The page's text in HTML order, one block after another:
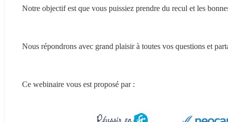
Notre objectif est que vous puissiez prendre du recul et les
Nous répondrons avec grand plaisir à toutes vos questions et
Ce webinaire vous est proposé par :